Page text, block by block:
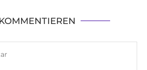
KOMMENTIEREN